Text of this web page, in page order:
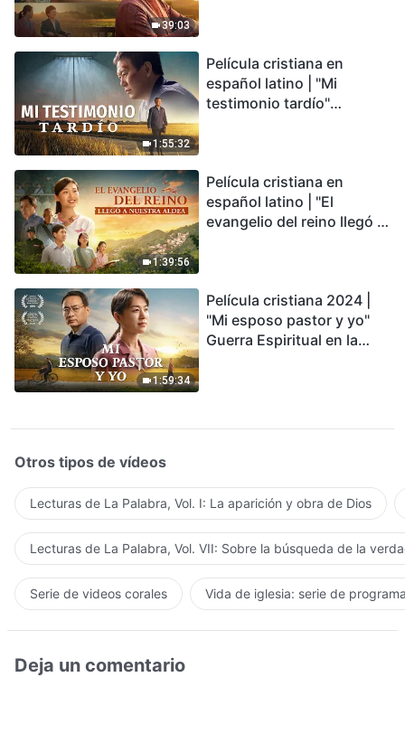
39:03
1:55:32
Película cristiana en
español latino | "Mi
testimonio tardío"
conmovedor
1:39:56
Película cristiana en
español latino | "El
evangelio del reino llegó a
1:59:34
Película cristiana 2024 |
"Mi esposo pastor y yo"
Guerra Espiritual en la
Otros tipos de vídeos
Lecturas de La Palabra, Vol. I: La aparición y obra de Dios
Lecturas de La Palabra, Vol. VII: Sobre la búsqueda de la
Serie de videos corales Vida de iglesia: serie de
Deja un comentario